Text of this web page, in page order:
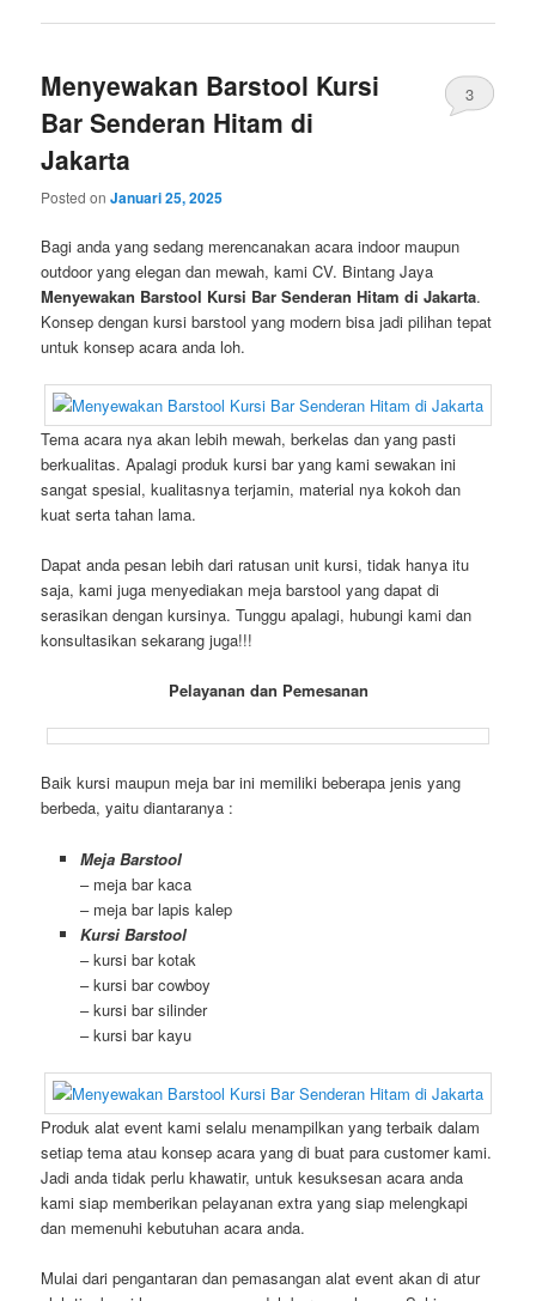
Menyewakan Barstool Kursi
Bar Senderan Hitam di
Jakarta
Posted onJanuari 25, 2025
3
Bagi anda yang sedang merencanakan acara indoor maupun
outdoor yang elegan dan mewah, kami CV. Bintang Jaya
Menyewakan Barstool Kursi Bar Senderan Hitam di Jakarta.
Konsep dengan kursi barstool yang modern bisa jadi pilihan tepat
untuk konsep acara anda loh.
Tema acara nya akan lebih mewah, berkelas dan yang pasti
berkualitas. Apalagi produk kursi bar yang kami sewakan ini
sangat spesial, kualitasnya terjamin, material nya kokoh dan
kuat serta tahan lama.
Dapat anda pesan lebih dari ratusan unit kursi, tidak hanya itu
saja, kami juga menyediakan meja barstool yang dapat di
serasikan dengan kursinya. Tunggu apalagi, hubungi kami dan
konsultasikan sekarang juga!!!
Pelayanan dan Pemesanan
Baik kursi maupun meja bar ini memiliki beberapa jenis yang
berbeda, yaitu diantaranya :
Meja Barstool
– meja bar kaca
– meja bar lapis kalep
Kursi Barstool
– kursi bar kotak
– kursi bar cowboy
– kursi bar silinder
– kursi bar kayu
Produk alat event kami selalu menampilkan yang terbaik dalam
setiap tema atau konsep acara yang di buat para customer kami.
Jadi anda tidak perlu khawatir, untuk kesuksesan acara anda
kami siap memberikan pelayanan extra yang siap melengkapi
dan memenuhi kebutuhan acara anda.
Mulai dari pengantaran dan pemasangan alat event akan di atur